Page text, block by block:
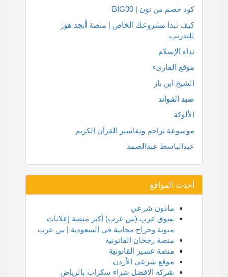
كود خصم من نون | BIG30
كيف تبدا مشروعك الخاص | منصة أبجد هوز
للتدريب
نداء الإسلام
موقع القارىء
الشيخ ابن باز
صيد الفوائد
موسوعة تراجم وتفاسير القرآن الكريم
عبدالباسط عبدالصمد
أحدث المواقع
ماذون شرعي
سوق عرب (س عرب) أكبر منصة إعلانات
مبوبة وحراج مجانية في السعودية | س عرب
منصة رجحان القانونية
منصة عسير القانونية
موقع شرعي الأردن
شركة الافضل شراء سكراب بالرياض